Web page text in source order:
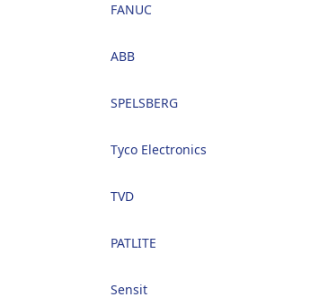
FANUC
ABB
SPELSBERG
Tyco Electronics
TVD
PATLITE
Sensit